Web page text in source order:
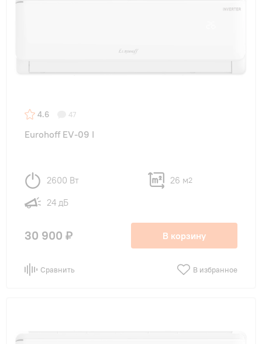
4.6 47
Eurohoff EV-09 I
2600 Вт 26 м2
24 дБ
30 900 ₽ В корзину
Сравнить В избранное